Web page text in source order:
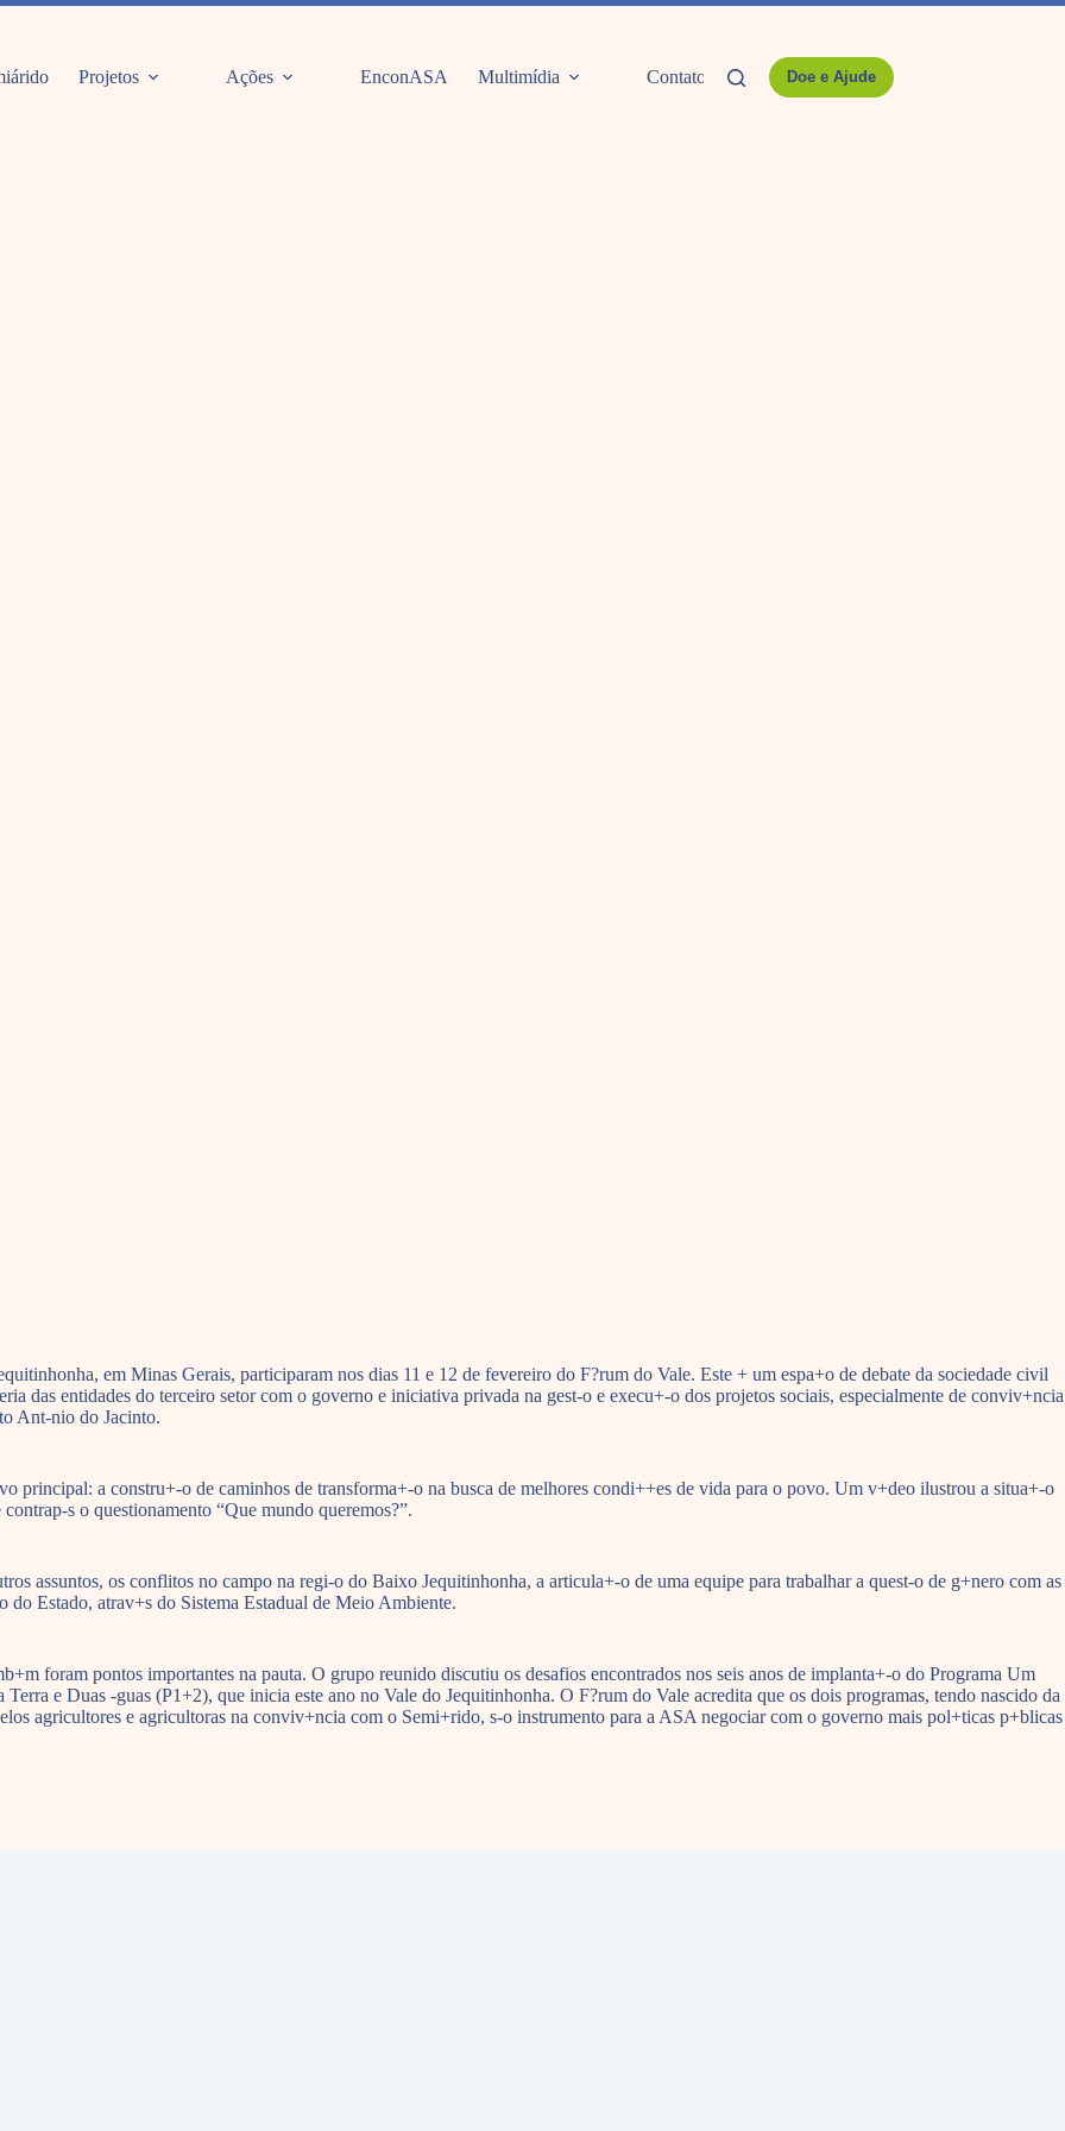
Projetos Ações EnconASA Multimídia Contato Doe e Ajude
em Minas Gerais, participaram nos dias 11 e 12 de fevereiro do F?rum do Vale. Este + um espa+o de debate da sociedade civil
das entidades do terceiro setor com o governo e iniciativa privada na gest-o e execu+-o dos projetos sociais, especialmente de conviv+ncia
Ant-nio do Jacinto.
principal: a constru+-o de caminhos de transforma+-o na busca de melhores condi++es de vida para o povo. Um v+deo ilustrou a situa+-o
s o questionamento “Que mundo queremos?”.
assuntos, os conflitos no campo na regi-o do Baixo Jequitinhonha, a articula+-o de uma equipe para trabalhar a quest-o de g+nero com as
do Estado, atrav+s do Sistema Estadual de Meio Ambiente.
foram pontos importantes na pauta. O grupo reunido discutiu os desafios encontrados nos seis anos de implanta+-o do Programa Um
e Duas -guas (P1+2), que inicia este ano no Vale do Jequitinhonha. O F?rum do Vale acredita que os dois programas, tendo nascido da
agricultores e agricultoras na conviv+ncia com o Semi+rido, s-o instrumento para a ASA negociar com o governo mais pol+ticas p+blicas